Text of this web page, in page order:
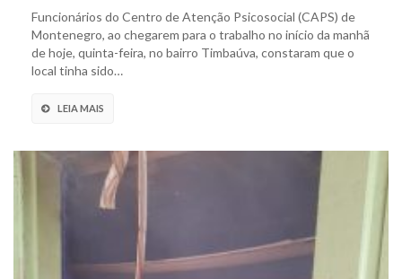
Funcionários do Centro de Atenção Psicosocial (CAPS) de
Montenegro, ao chegarem para o trabalho no início da manhã
de hoje, quinta-feira, no bairro Timbaúva, constaram que o
local tinha sido…
LEIA MAIS